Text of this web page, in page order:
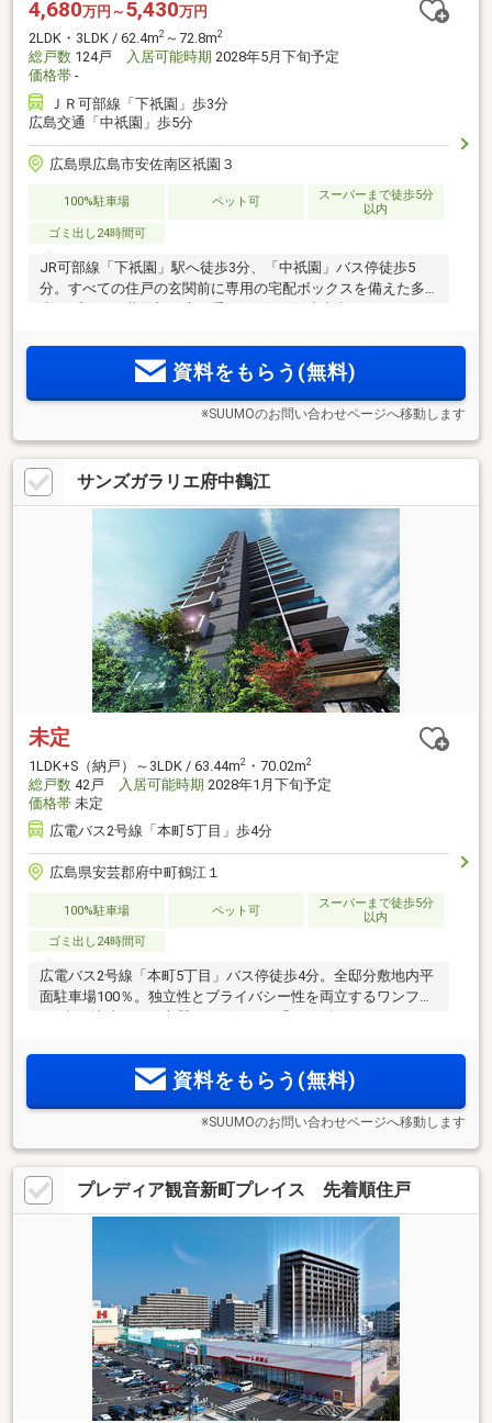
4,680万円～ 5,430万円
2LDK・3LDK / 62.4m2 ～72.8m2
総戸数 124戸 入居可能時期 2028年5月下旬予定
価格帯 -
ＪＲ可部線「下祇園」歩3分
広島交通「中祇園」歩5分
広島県広島市安佐南区祇園３
100%駐車場 ペット可
スーパーまで徒歩5分
以内
ゴミ出し24時間可
JR可部線「下祇園」駅へ徒歩3分、「中祇園」バス停徒歩5
分。すべての住戸の玄関前に専用の宅配ボックスを備えた多
彩なプラン。共用部の扉を手ぶらで解錠、顔認証システムを
という舞台に、全124邸の大規模分譲マンション、誕生。
資料をもらう(無料)
※SUUMOのお問い合わせページへ移動します
サンズガラリエ府中鶴江
未定
1LDK+S（納戸）～3LDK / 63.44m2 ・70.02m2
総戸数 42戸 入居可能時期 2028年1月下旬予定
価格帯 未定
広電バス2号線「本町5丁目」歩4分
広島県安芸郡府中町鶴江１
100%駐車場 ペット可
スーパーまで徒歩5分
以内
ゴミ出し24時間可
広電バス2号線「本町5丁目」バス停徒歩4分。全邸分敷地内平
面駐車場100％。独立性とブライバシー性を両立するワンフロ
資料をもらう(無料)
※SUUMOのお問い合わせページへ移動します
プレディア観音新町プレイス 先着順住戸